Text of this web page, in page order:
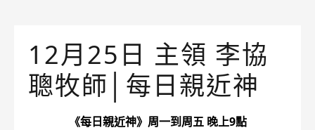
12月25日 主領 李協
聰牧師│每日親近神
《每日親近神》周一到周五 晚上9點